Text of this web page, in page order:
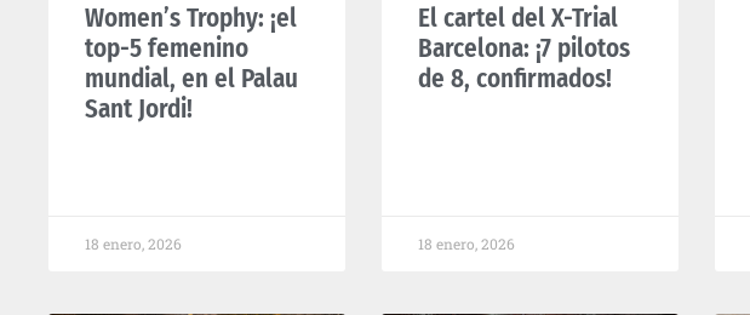
Women’s Trophy: ¡el
top-5 femenino
mundial, en el Palau
Sant Jordi!
18 enero, 2026
El cartel del X-Trial
Barcelona: ¡7 pilotos
de 8, confirmados!
18 enero, 2026